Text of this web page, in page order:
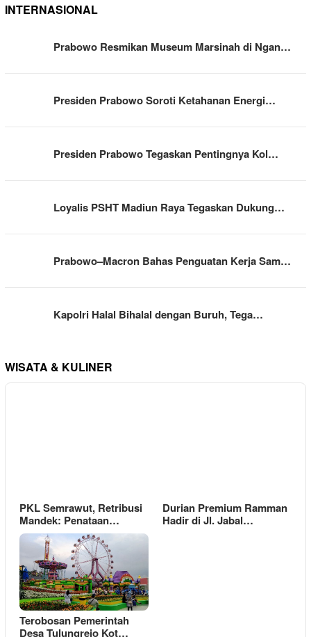
INTERNASIONAL
Prabowo Resmikan Museum Marsinah di Ngan…
Presiden Prabowo Soroti Ketahanan Energi…
Presiden Prabowo Tegaskan Pentingnya Kol…
Loyalis PSHT Madiun Raya Tegaskan Dukung…
Prabowo–Macron Bahas Penguatan Kerja Sam…
Kapolri Halal Bihalal dengan Buruh, Tega…
WISATA & KULINER
PKL Semrawut, Retribusi
Mandek: Penataan…
Durian Premium Ramman
Hadir di Jl. Jabal…
Terobosan Pemerintah
Desa Tulungrejo Kot…